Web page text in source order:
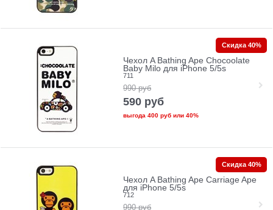
Чехол A Bathing Ape Chocoolate
Baby Milo для iPhone 5/5s
711
990 руб
590 руб
выгода 400 рубили 40%
Скидка 40%
Чехол A Bathing Ape Сarriage Ape
для iPhone 5/5s
712
990 руб
Скидка 40%